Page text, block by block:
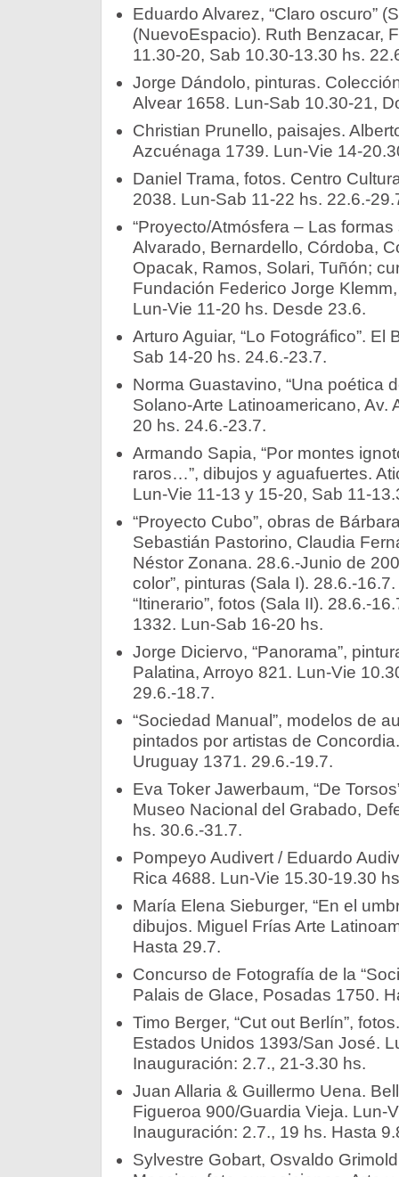
Eduardo Alvarez, “Claro oscuro”
(NuevoEspacio). Ruth Benzacar,
11.30-20, Sab 10.30-13.30 hs.
Jorge Dándolo, pinturas.
Alvear 1658. Lun-Sab 10.30-21,
Christian Prunello, paisajes.
Azcuénaga 1739. Lun-Vie 14-
Daniel Trama, fotos. Centro
2038. Lun-Sab 11-22 hs. 22.6.-
“Proyecto/Atmósfera – Las
Alvarado, Bernardello, Córdoba,
Opacak, Ramos, Solari, Tuñón;
Fundación Federico Jorge
Lun-Vie 11-20 hs. Desde 23.6.
Arturo Aguiar, “Lo Fotográfico”. El
Sab 14-20 hs. 24.6.-23.7.
Norma Guastavino, “Una poética
Solano-Arte Latinoamericano, Av.
20 hs. 24.6.-23.7.
Armando Sapia, “Por montes
raros…”, dibujos y aguafuertes.
Lun-Vie 11-13 y 15-20, Sab 11-
“Proyecto Cubo”, obras de
Sebastián Pastorino, Claudia
Néstor Zonana. 28.6.-Junio de
color”, pinturas (Sala I). 28.6.-
“Itinerario”, fotos (Sala II). 28.6.-
1332. Lun-Sab 16-20 hs.
Jorge Diciervo, “Panorama”,
Palatina, Arroyo 821. Lun-Vie
29.6.-18.7.
“Sociedad Manual”, modelos de
pintados por artistas de
Uruguay 1371. 29.6.-19.7.
Eva Toker Jawerbaum, “De
Museo Nacional del Grabado,
hs. 30.6.-31.7.
Pompeyo Audivert / Eduardo
Rica 4688. Lun-Vie 15.30-19.30
María Elena Sieburger, “En el
dibujos. Miguel Frías Arte
Hasta 29.7.
Concurso de Fotografía de la
Palais de Glace, Posadas 1750.
Timo Berger, “Cut out Berlín”,
Estados Unidos 1393/San José.
Inauguración: 2.7., 21-3.30 hs.
Juan Allaria & Guillermo Uena.
Figueroa 900/Guardia Vieja. Lun-
Inauguración: 2.7., 19 hs. Hasta
Sylvestre Gobart, Osvaldo